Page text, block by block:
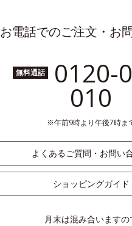
お電話でのご注文・お
無料通話 0120-
010
午前9時より午後7時ま
よくあるご質問・お問い
ショッピングガイド
月末は混み合いますの